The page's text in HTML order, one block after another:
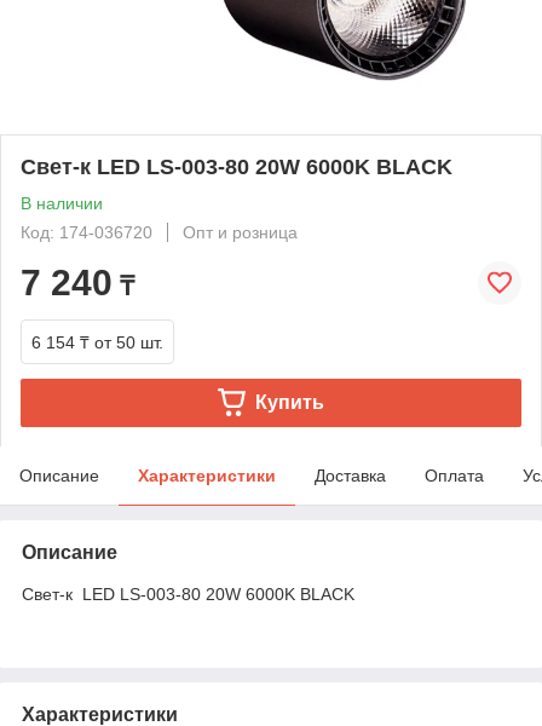
Свет-к LED LS-003-80 20W 6000K BLACK
В наличии
Код: 174-036720
Опт и розница
7 240 ₸
6 154 ₸ от 50 шт.
Купить
Описание Характеристики Доставка Оплата
Описание
Свет-к LED LS-003-80 20W 6000K BLACK
Характеристики